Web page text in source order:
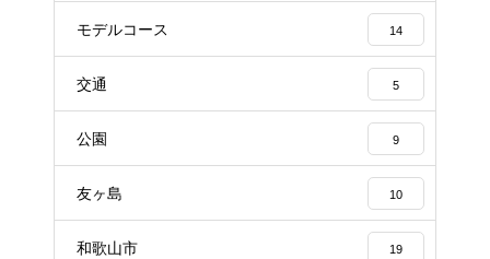
モデルコース 14
交通 5
公園 9
友ヶ島 10
和歌山市 19